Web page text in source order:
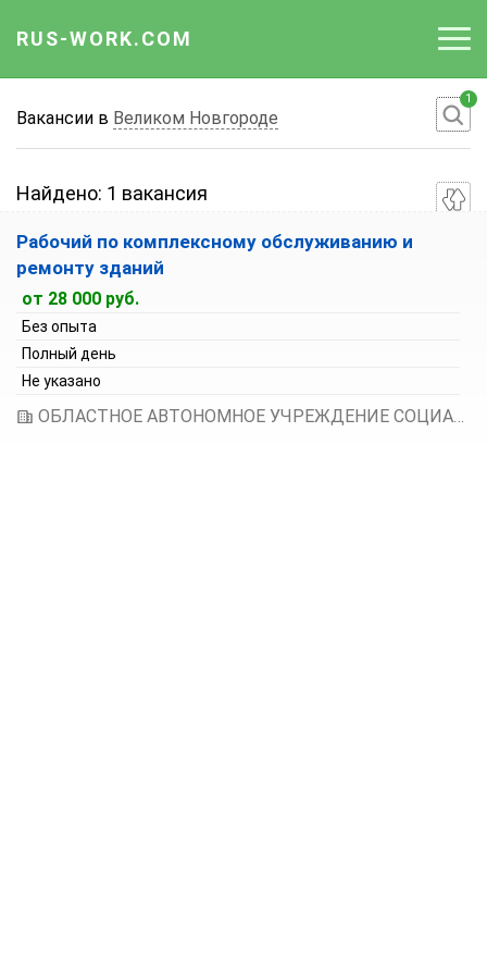
RUS-WORK.COM
Вакансии
Отрасли
Работодателю
Вакансии в Великом Новгороде
1
Найдено: 1 вакансия
Рабочий по комплексному обслуживанию и
ремонту зданий
от 28 000 руб.
Без опыта
Полный день
Не указано
ОБЛАСТНОЕ АВТОНОМНОЕ УЧРЕЖДЕНИЕ СОЦИАЛЬНОГО ОБСЛУЖИВАНИЯ "ЕДИНЫЙ ЦЕНТР СОЦИАЛЬНОГО ОБСЛУЖИВАНИЯ НАСЕЛЕНИЯ ВЕЛИКОГО НОВГОРОДА И НОВГОРОДСКОГО РАЙОНА"